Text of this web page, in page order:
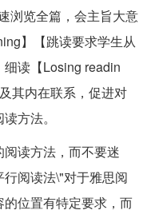
浏览全篇，会主旨大意
】【跳读要求学生从
读【Losing readin
其内在联系，促进对
方法。
读方法，而不要迷
阅读法\"对于雅思阅
位置有特定要求，而